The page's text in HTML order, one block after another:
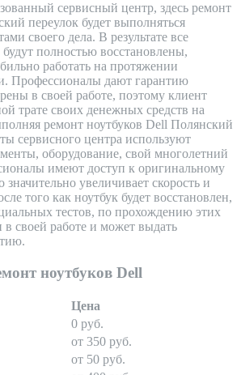
сервисный центр, здесь ремонт
переулок будет выполняться
своего дела. В результате все
полностью восстановлены,
работать на протяжении
Профессионалы дают гарантию
в своей работе, поэтому клиент
трате своих денежных средств на
ремонт ноутбуков Dell Полянский
сервисного центра используют
оборудование, свой многолетний
имеют доступ к оригинальному
значительно увеличивает скорость и
того как ноутбук будет восстановлен,
тестов, по прохождению этих
в своей работе и может выдать
ноутбуков Dell
Цена
0 руб.
от 350 руб.
от 50 руб.